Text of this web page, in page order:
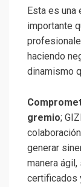
Esta es una
importante
haciendo
dinamismo
gremio;
generar
manera
certificados